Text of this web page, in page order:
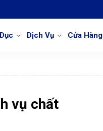
Dịch Vụ Cửa Hàng
vụ chất